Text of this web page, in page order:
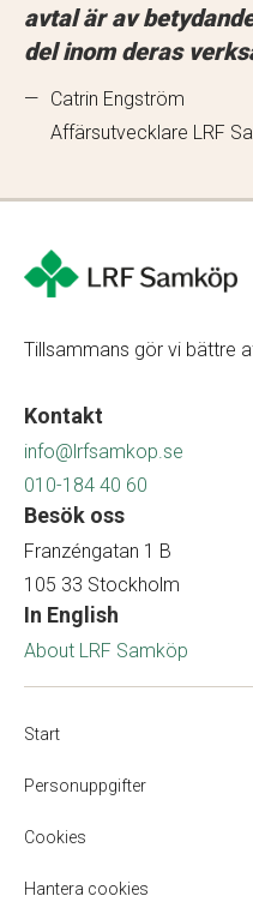
avtal är av
del inom deras
— Catrin Engström
Affärsutvecklare LRF
Tillsammans gör vi bättre
Kontakt
info@lrfsamkop.se
010-184 40 60
Besök oss
Franzéngatan 1 B
105 33 Stockholm
In English
About LRF Samköp
Start
Personuppgifter
Cookies
Hantera cookies